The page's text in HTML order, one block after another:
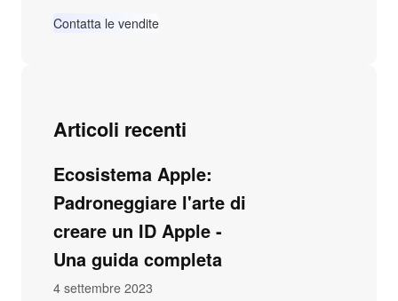
Contatta le vendite
Articoli recenti
Ecosistema Apple:
Padroneggiare l'arte di
creare un ID Apple -
Una guida completa
4 settembre 2023